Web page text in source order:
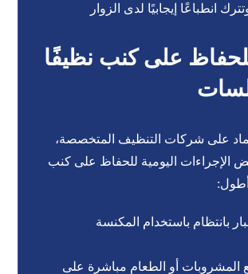
انطباعًا إيجابيًا لدى الزوار
على كنب نظيفًا
على شركات التنظيف المتخصصة،
الإجراءات اليومية للحفاظ على كنب
بانتظام باستخدام المكنسة
أو الطعام مباشرة على